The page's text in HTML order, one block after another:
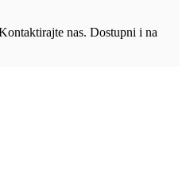
nas. Dostupni i na